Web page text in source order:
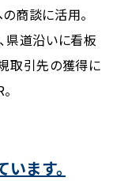
商談に活用。
県道沿いに看板
取引先の獲得に
ます。